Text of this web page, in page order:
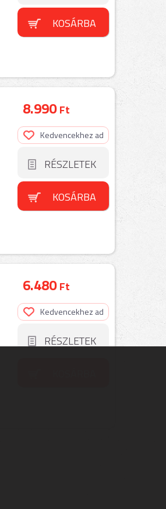
KOSÁRBA
8.990Ft
Kedvencekhez ad
RÉSZLETEK
KOSÁRBA
6.480Ft
Kedvencekhez ad
RÉSZLETEK